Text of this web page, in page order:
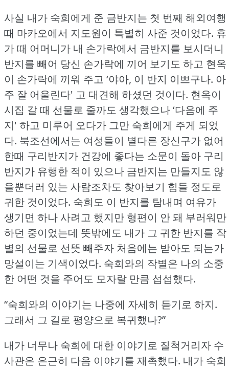
사실 내가 숙희에게 준 금반지는 첫 번째 해외여행
때 마카오에서 지도원이 특별히 사준 것이었다. 휴
가 때 어머니가 내 손가락에서 금반지를 보시더니
반지를 빼어 당신 손가락에 끼어 보기도 하고 현옥
이 손가락에 끼워 주고 ‘야아, 이 반지 이쁘구나. 아
주 잘 어울린다' 고 대견해 하셨던 것이다. 현옥이
시집 갈 때 선물로 줄까도 생각했으나 ‘다음에 주
지' 하고 미루어 오다가 그만 숙희에게 주게 되었
다. 북조선에서는 여성들이 별다른 장신구가 없어
한때 구리반지가 건강에 좋다는 소문이 돌아 구리
반지가 유행한 적이 있으나 금반지는 만들지도 않
을뿐더러 있는 사람조차도 찾아보기 힘들 정도로
귀한 것이었다. 숙희도 이 반지를 탐내며 여유가
생기면 하나 사려고 했지만 형편이 안 돼 부러워만
하던 중이었는데 뜻밖에도 내가 그 귀한 반지를 작
별의 선물로 선뜻 빼주자 처음에는 받아도 되는가
망설이는 기색이었다. 숙희와의 작별은 나의 소중
한 어떤 것을 주어도 모자랄 만큼 섭섭했다.
“숙희와의 이야기는 나중에 자세히 듣기로 하지.
그래서 그 길로 평양으로 복귀했나?”
내가 너무나 숙희에 대한 이야기로 질척거리자 수
사관은 은근히 다음 이야기를 재촉했다. 내가 숙희